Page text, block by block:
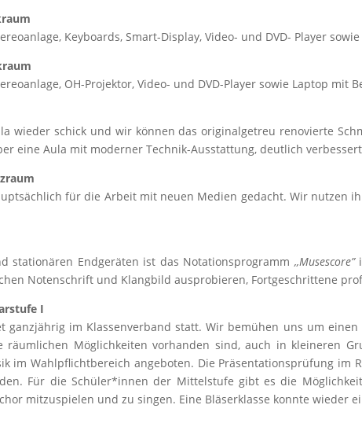
Keyboards, Smart-Display, Video- und DVD- Player
OH-Projektor, Video- und DVD-Player sowie Laptop mit
wieder schick und wir können das originalgetreu renovierte
eine Aula mit moderner Technik-Ausstattung, deutlich
für die Arbeit mit neuen Medien gedacht. Wir nutzen
stationären Endgeräten ist das Notationsprogramm ,,Musescore”
Notenschrift und Klangbild ausprobieren, Fortgeschrittene
I
ganzjährig im Klassenverband statt. Wir bemühen uns um
räumlichen Möglichkeiten vorhanden sind, auch in kleineren
im Wahlpflichtbereich angeboten. Die Präsentationsprüfung im
Für die Schüler*innen der Mittelstufe gibt es die
mitzuspielen und zu singen. Eine Bläserklasse konnte wieder